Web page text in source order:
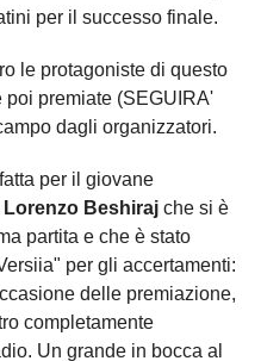
per il successo finale.
le protagoniste di questo
premiate (SEGUIRA'
dagli organizzatori.
per il giovane
Lorenzo Beshiraj che si è
partita e che è stato
per gli accertamenti:
delle premiazione,
completamente
Un grande in bocca al